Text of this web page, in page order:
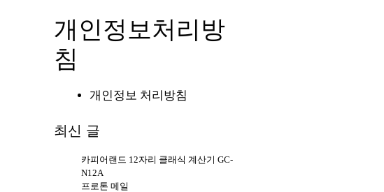
개인정보처리방
침
개인정보 처리방침
최신 글
카피어랜드 12자리 클래식 계산기 GC-
N12A
프로톤 메일